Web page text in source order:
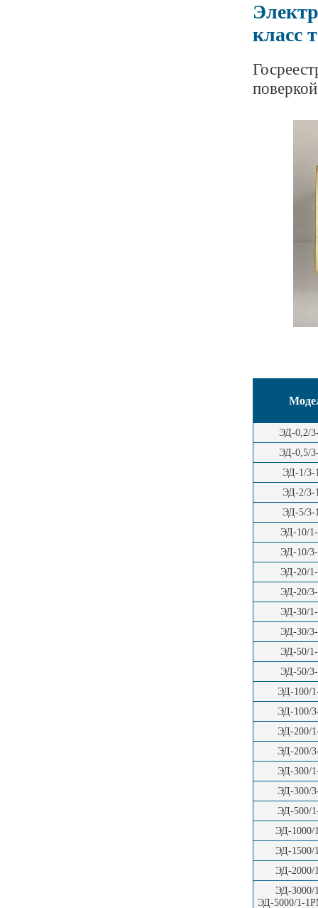
класс
ЭД-0,2/
ЭД-0,5/
ЭД-1/
ЭД-2/
ЭД-5/
ЭД-10/
ЭД-10/
ЭД-20/
ЭД-20/
ЭД-30/
ЭД-30/
ЭД-50/
ЭД-50/
ЭД-100/
ЭД-100/
ЭД-200/
ЭД-200/
ЭД-300/
ЭД-300/
ЭД-500/
ЭД-1000/
ЭД-1500/
ЭД-2000/
ЭД-3000/
ЭД-5000/1-